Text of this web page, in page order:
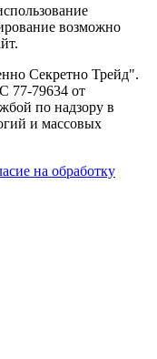
возможно
Секретно Трейд".
77-79634 от
по надзору в
и массовых
на обработку